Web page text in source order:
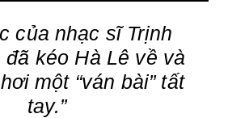
của nhạc sĩ Trịnh
đã kéo Hà Lê về và
một “ván bài” tất
tay.”